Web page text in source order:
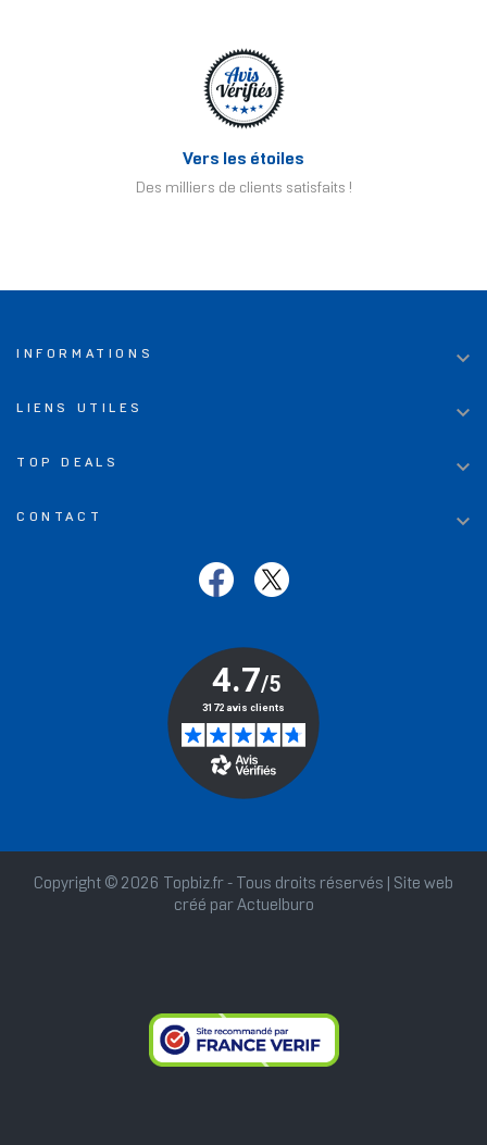
Vers les étoiles
Des milliers de clients satisfaits !
INFORMATIONS 
LIENS UTILES 
TOP DEALS 
CONTACT 
Copyright © 2026 Topbiz.fr - Tous droits réservés | Site web
créé par Actuelburo